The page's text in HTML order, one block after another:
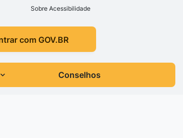
Sobre Acessibilidade
com GOV.BR
Conselhos